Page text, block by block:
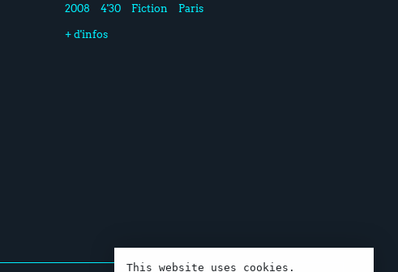
2008
4'30 Fiction Paris
+ d'infos
This website uses cookies.